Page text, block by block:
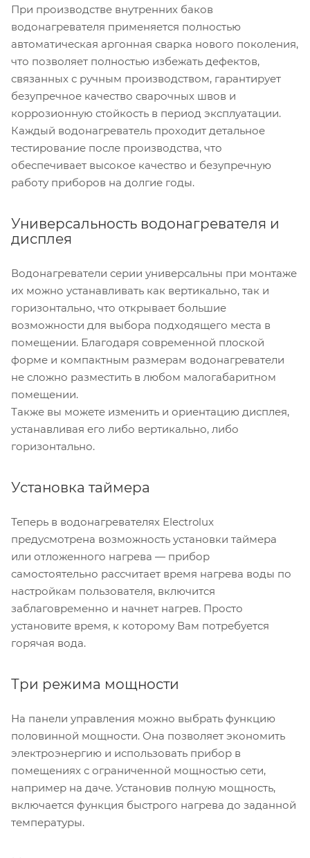
При производстве внутренних баков
водонагревателя применяется полностью
автоматическая аргонная сварка нового поколения,
что позволяет полностью избежать дефектов,
связанных с ручным производством, гарантирует
безупречное качество сварочных швов и
коррозионную стойкость в период эксплуатации.
Каждый водонагреватель проходит детальное
тестирование после производства, что
обеспечивает высокое качество и безупречную
работу приборов на долгие годы.
Универсальность водонагревателя и
дисплея
Водонагреватели серии универсальны при монтаже
их можно устанавливать как вертикально, так и
горизонтально, что открывает большие
возможности для выбора подходящего места в
помещении. Благодаря современной плоской
форме и компактным размерам водонагреватели
не сложно разместить в любом малогабаритном
помещении.
Также вы можете изменить и ориентацию дисплея,
устанавливая его либо вертикально, либо
горизонтально.
Установка таймера
Теперь в водонагревателях Electrolux
предусмотрена возможность установки таймера
или отложенного нагрева — прибор
самостоятельно рассчитает время нагрева воды по
настройкам пользователя, включится
заблаговременно и начнет нагрев. Просто
установите время, к которому Вам потребуется
горячая вода.
Три режима мощности
На панели управления можно выбрать функцию
половинной мощности. Она позволяет экономить
электроэнергию и использовать прибор в
помещениях с ограниченной мощностью сети,
например на даче. Установив полную мощность,
включается функция быстрого нагрева до заданной
температуры.